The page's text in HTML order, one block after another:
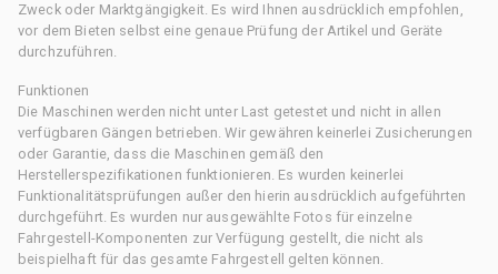
Zweck oder Marktgängigkeit. Es wird Ihnen ausdrücklich empfohlen,
vor dem Bieten selbst eine genaue Prüfung der Artikel und Geräte
durchzuführen.
Funktionen
Die Maschinen werden nicht unter Last getestet und nicht in allen
verfügbaren Gängen betrieben. Wir gewähren keinerlei Zusicherungen
oder Garantie, dass die Maschinen gemäß den
Herstellerspezifikationen funktionieren. Es wurden keinerlei
Funktionalitätsprüfungen außer den hierin ausdrücklich aufgeführten
durchgeführt. Es wurden nur ausgewählte Fotos für einzelne
Fahrgestell-Komponenten zur Verfügung gestellt, die nicht als
beispielhaft für das gesamte Fahrgestell gelten können.